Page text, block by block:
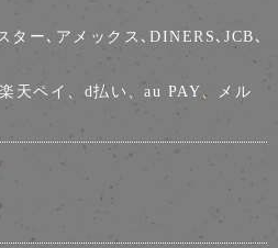
ター､アメックス､DINERS､JCB､
天ペイ、d払い、au PAY、メル